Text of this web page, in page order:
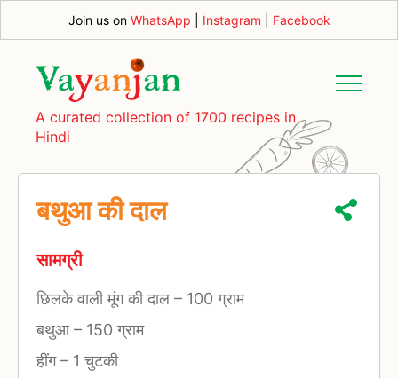
Join us on WhatsApp Instagram Facebook
A curated collection of 1700 recipes in
Hindi
बथुआ की दाल
सामग्री
छिलके वाली मूंग की दाल – 100 ग्राम
बथुआ – 150 ग्राम
हींग– 1 चुटकी